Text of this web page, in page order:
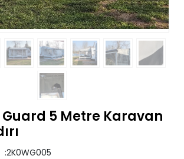
Guard 5 Metre Karavan
:2K0WG005